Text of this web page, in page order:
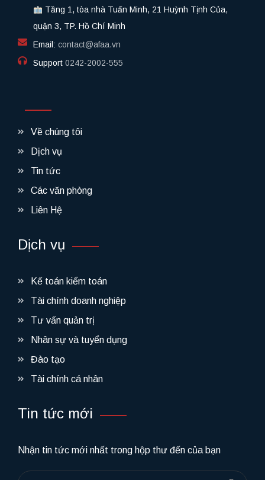
Tầng 1, tòa nhà Tuấn Minh, 21 Huỳnh Tịnh Của,
quận 3, TP. Hồ Chí Minh
Email: contact@afaa.vn
Support 0242-2002-555​
Về chúng tôi
Dịch vụ
Tin tức
Các văn phòng
Liên Hệ
Dịch vụ
Kế toán kiểm toán
Tài chính doanh nghiệp
Tư vấn quản trị
Nhân sự và tuyển dụng
Đào tạo
Tài chính cá nhân
Tin tức mới
Nhận tin tức mới nhất trong hộp thư đến của bạn